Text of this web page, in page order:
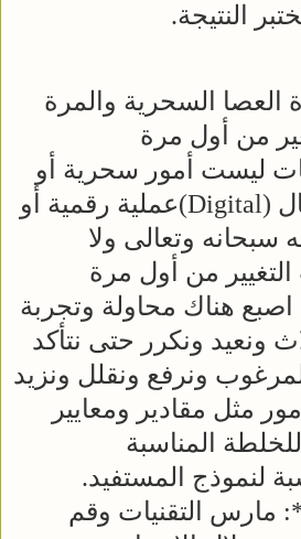
النتيجة.
العصا السحرية والمرة
من أول مرة
ليست أمور سحرية أو
كبسة زر أو ديجيتال (Digital)عملية رقمية أو
سبحانه وتعالى ولا
من أول مرة
هناك محاولة وتجربة
ونعيد ونكرر حتى نتأكد
ونرفع ونقلل ونزيد
مثل مقادير ومعايير
المناسبة
لنموذج المستفيد.
مارس التقنيات وقم